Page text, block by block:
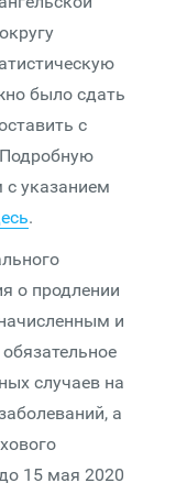
было сдать
с
указанием
.
о продлении
и
случаев на
а
15 мая 2020